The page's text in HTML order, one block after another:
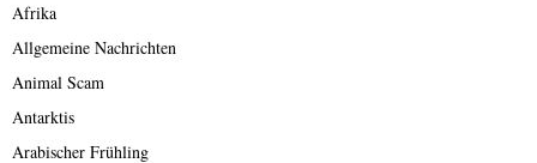
Afrika
Allgemeine Nachrichten
Animal Scam
Antarktis
Arabischer Frühling